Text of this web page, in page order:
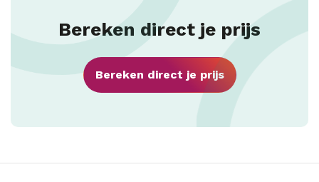
Bereken direct je prijs
Bereken direct je prijs